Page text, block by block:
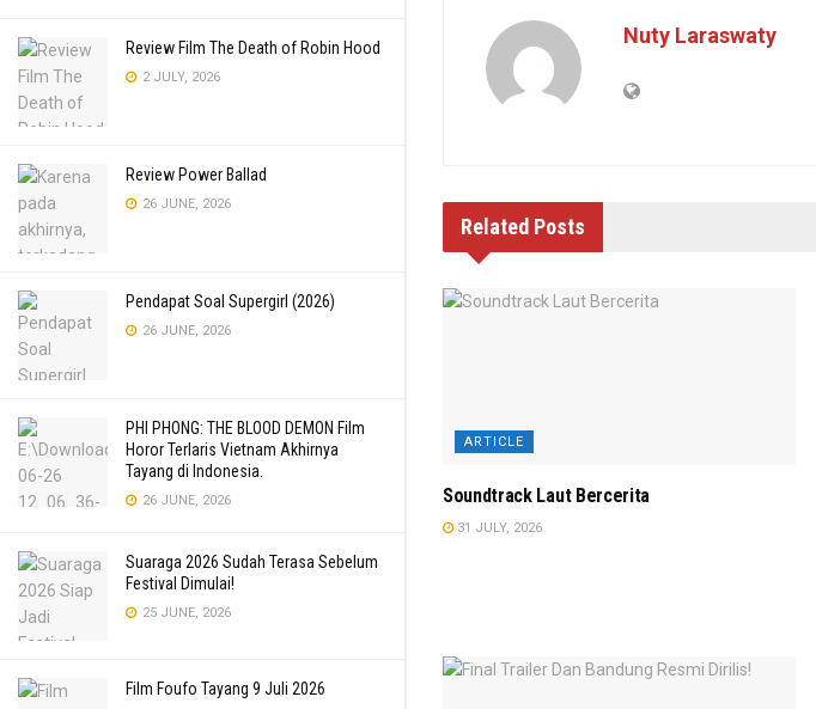
Review Film The Death of Robin Hood
2 JULY, 2026
Review Power Ballad
26 JUNE, 2026
Pendapat Soal Supergirl (2026)
26 JUNE, 2026
PHI PHONG: THE BLOOD DEMON Film
Horor Terlaris Vietnam Akhirnya
Tayang di Indonesia.
26 JUNE, 2026
Suaraga 2026 Sudah Terasa Sebelum
Festival Dimulai!
25 JUNE, 2026
Film Foufo Tayang 9 Juli 2026
Nuty Laraswaty
Related Posts
ARTICLE
Soundtrack Laut Bercerita
31 JULY, 2026